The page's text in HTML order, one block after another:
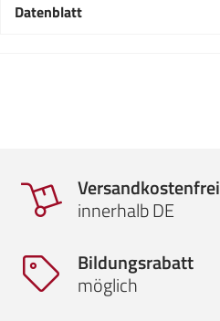
Datenblatt
Versandkostenfrei
innerhalb DE
Bildungsrabatt
möglich